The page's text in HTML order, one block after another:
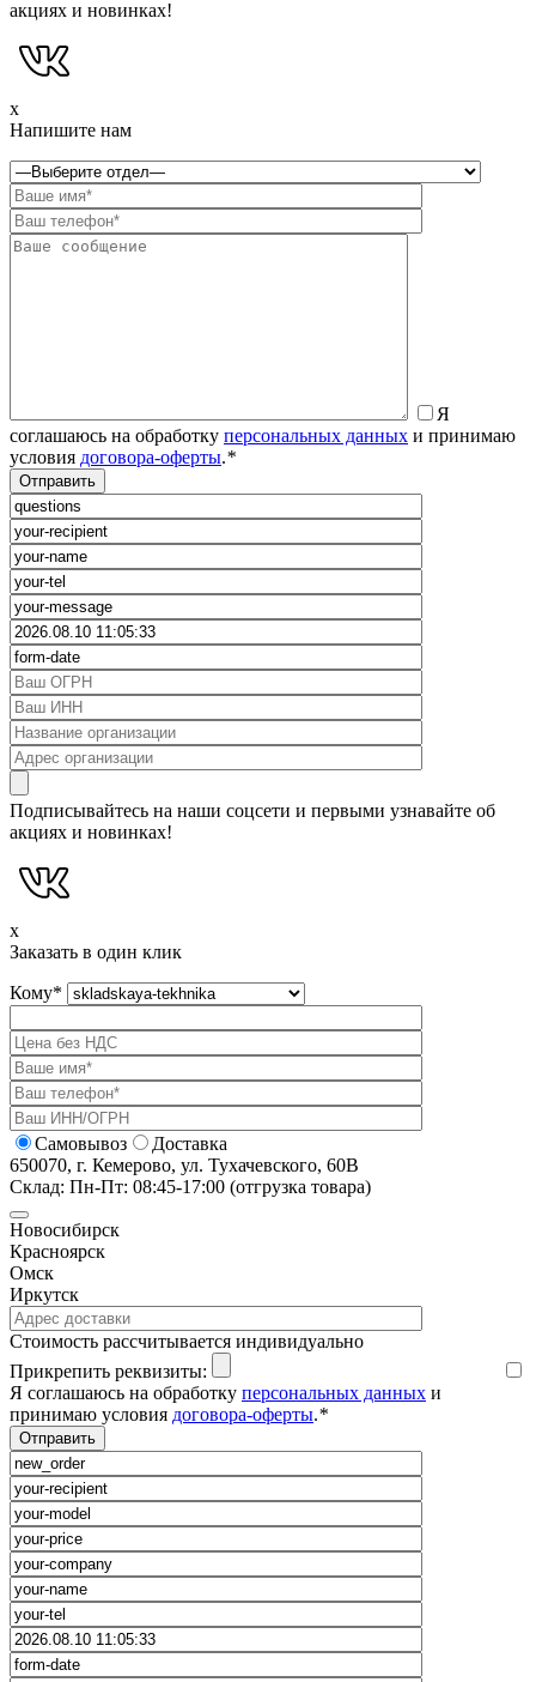
акциях и новинках!
x
Напишите нам
Я
соглашаюсь на обработку персональных данных и принимаю
условия договора-оферты.*
Подписывайтесь на наши соцсети и первыми узнавайте об
акциях и новинках!
x
Заказать в один клик
Кому*
Самовывоз
Доставка
650070, г. Кемерово, ул. Тухачевского, 60В
Склад: Пн-Пт: 08:45-17:00 (отгрузка товара)
Новосибирск
Красноярск
Омск
Иркутск
Cтоимость рассчитывается индивидуально
Прикрепить реквизиты:
Я соглашаюсь на обработку персональных данных и
принимаю условия договора-оферты.*